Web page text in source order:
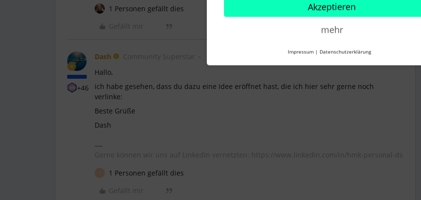
1 Personen gefällt dies
Gefällt mir
+46
Dash Community Superstar Forum|Forum|2 years ago
Hallo,
ich habe gesehen, dass du dazu eine Idee eröffnet hast, die ich hier sehr gerne noch
verlinke:
Beste Grüße
Dash
Gerne können wir uns auf LinkedIn vernetzten: https://www.linkedin.com/in/hmk-personal-ds
1 Personen gefällt dies
Gefällt mir
Akzeptieren
mehr
Impressum | Datenschutzerklärung